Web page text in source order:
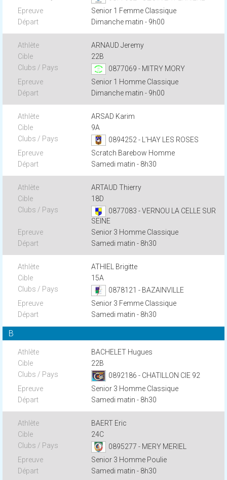
Senior 1 Femme Classique
Dimanche matin - 9h00
ARNAUD Jeremy
22B
0877069 - MITRY MORY
Senior 1 Homme Classique
Dimanche matin - 9h00
ARSAD Karim
9A
0894252 - L'HAY LES ROSES
Scratch Barebow Homme
Samedi matin - 8h30
ARTAUD Thierry
18D
0877083 - VERNOU LA CELLE SUR
SEINE
Senior 3 Homme Classique
Samedi matin - 8h30
ATHIEL Brigitte
15A
0878121 - BAZAINVILLE
Senior 3 Femme Classique
Samedi matin - 8h30
B
BACHELET Hugues
22B
0892186 - CHATILLON CIE 92
Senior 3 Homme Classique
Samedi matin - 8h30
BAERT Eric
24C
0895277 - MERY MERIEL
Senior 3 Homme Poulie
Samedi matin - 8h30